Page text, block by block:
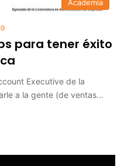
Academia
para tener éxito
Executive de la
a la gente (de ventas…